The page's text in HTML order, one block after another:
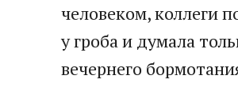
человеком, коллеги
у гроба и думала
вечернего